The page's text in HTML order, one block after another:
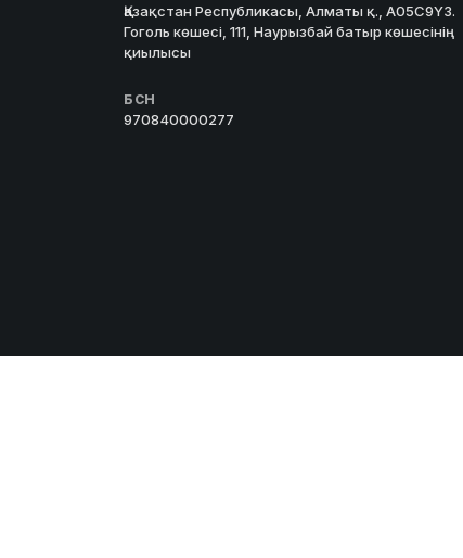
Қазақстан Республикасы, Алматы қ., A05C9Y3.
Гоголь көшесі, 111, Наурызбай батыр көшесінің
қиылысы
БСН
970840000277